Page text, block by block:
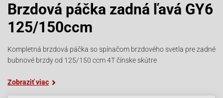
Brzdová páčka zadná ľavá GY6
125/150ccm
Kompletná brzdová páčka so spínačom brzdového svetla pre zadné
bubnové brzdy od 125/150 ccm 4T čínske skútre
Zobraziť viac